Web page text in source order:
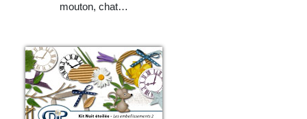
mouton, chat…